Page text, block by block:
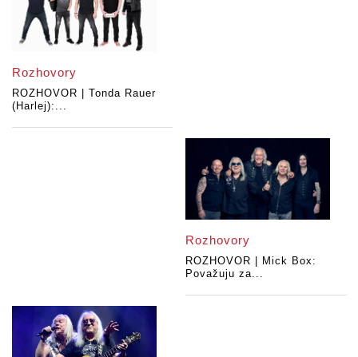
Rozhovory
ROZHOVOR | Tonda Rauer
(Harlej):...
Rozhovory
ROZHOVOR | Mick Box:
Považuju za...